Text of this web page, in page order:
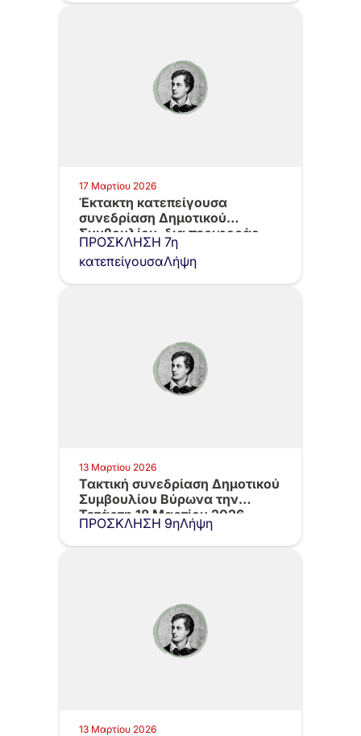
17 Μαρτίου 2026
Έκτακτη κατεπείγουσα
συνεδρίαση Δημοτικού
Συμβουλίου, δια περιφοράς,
Τρίτη 17.03.2026, με…
ΠΡΟΣΚΛΗΣΗ 7η
κατεπείγουσαΛήψη
13 Μαρτίου 2026
Τακτική συνεδρίαση Δημοτικού
Συμβουλίου Βύρωνα την
Τετάρτη 18 Μαρτίου 2026,…
ΠΡΟΣΚΛΗΣΗ 9ηΛήψη
13 Μαρτίου 2026